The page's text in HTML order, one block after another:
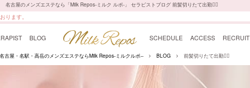
名古屋のメンズエステなら「Milk Repos-ミルク ルポ-」 セラピストブログ 前髪切りたて出勤💇‍♀️
ります。
BLOG SCHEDULE ACCESS RECRUIT
名古屋・名駅・高岳のメンズエステならMilk Repos-ミルクルポ-- BLOG 前髪切りたて出勤💇‍♀️